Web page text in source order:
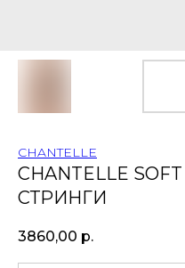
CHANTELLE
СТРИНГИ
CHANTELLE
3860,00 р.